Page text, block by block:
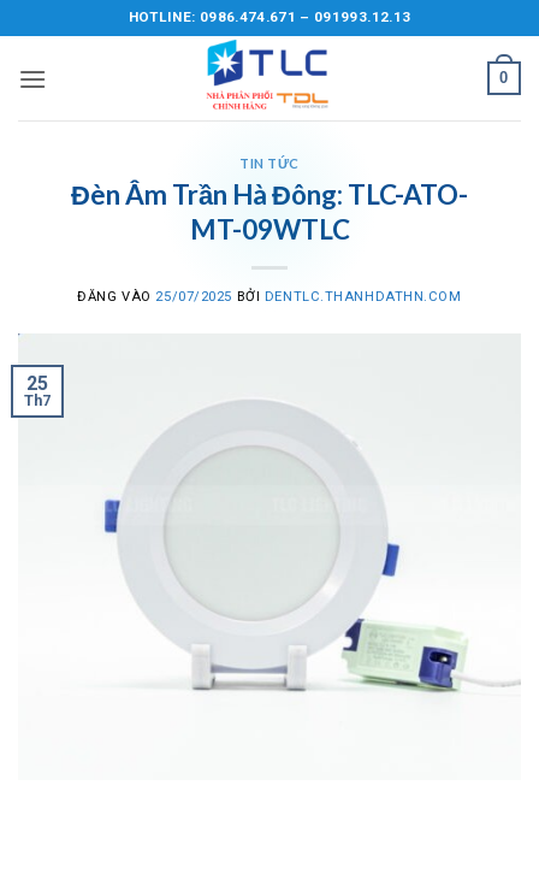
qua
nội
HOTLINE: 0986.474.671 – 091993.12.13
0
TIN TỨC
Đèn Âm Trần Hà Đông: TLC-ATO-
MT-09WTLC
ĐĂNG VÀO 25/07/2025 BỞI DENTLC.THANHDATHN.COM
25
Th7